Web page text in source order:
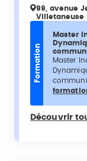
99, avenue
Villetaneuse
Formation
Master
Master
Découvrir